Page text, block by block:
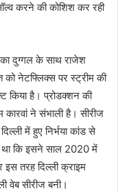
करने की कोशिश कर रही
दुग्गल के साथ राजेश
नेटफ्लिक्स पर स्ट्रीम की
किया है। प्रोडक्शन की
ने संभाली है। सीरीज
में हुए निर्भया कांड से
था कि इसने साल 2020 में
इस तरह दिल्ली क्राइम
वेब सीरीज बनी।